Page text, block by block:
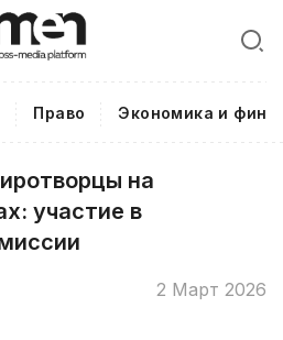
Право Экономика и
на
участие в
2 Март 2026